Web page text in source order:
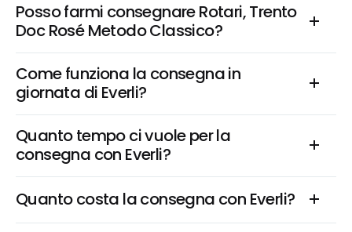
Posso farmi consegnare Rotari, Trento
Doc Rosé Metodo Classico?
Come funziona la consegna in
giornata di Everli?
Quanto tempo ci vuole per la
consegna con Everli?
Quanto costa la consegna con Everli?